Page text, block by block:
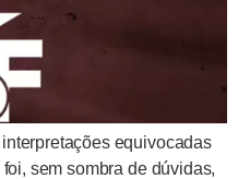
equivocadas
sem sombra de dúvidas,